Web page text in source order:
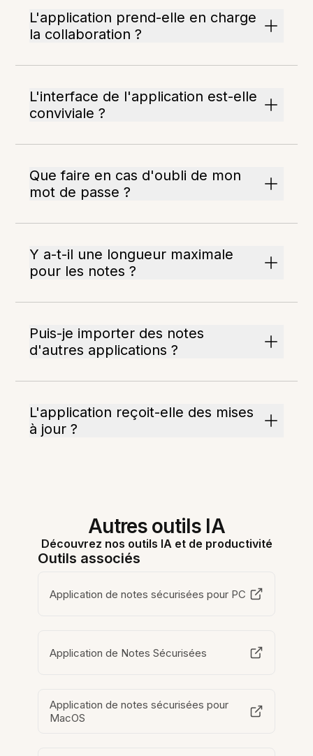
L'application prend-elle en charge
la collaboration ?
L'interface de l'application est-elle
conviviale ?
Que faire en cas d'oubli de mon
mot de passe ?
Y a-t-il une longueur maximale
pour les notes ?
Puis-je importer des notes
d'autres applications ?
L'application reçoit-elle des mises
à jour ?
Autres outils IA
Découvrez nos outils IA et de productivité
Outils associés
Application de notes sécurisées pour PC
Application de Notes Sécurisées
Application de notes sécurisées pour
MacOS